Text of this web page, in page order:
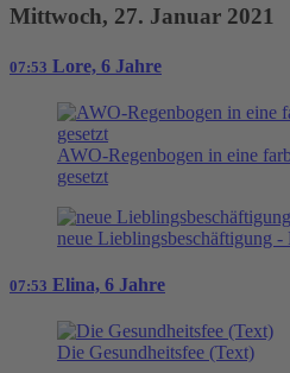
Mittwoch, 27. Januar 2021
07:53 Lore, 6 Jahre
AWO-Regenbogen in eine
gesetzt
neue Lieblingsbeschäftigung -
07:53 Elina, 6 Jahre
Die Gesundheitsfee (Text)